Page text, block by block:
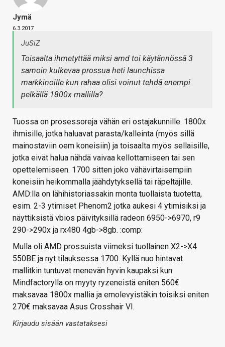
Jymä
6.3.2017
JuSiZ
Toisaalta ihmetyttää miksi amd toi käytännössä 3
samoin kulkevaa prossua heti launchissa
markkinoille kun rahaa olisi voinut tehdä enempi
pelkällä 1800x mallilla?
Tuossa on prosessoreja vähän eri ostajakunnille. 1800x
ihmisille, jotka haluavat parasta/kalleinta (myös sillä
mainostaviin oem koneisiin) ja toisaalta myös sellaisille,
jotka eivät halua nähdä vaivaa kellottamiseen tai sen
opettelemiseen. 1700 sitten joko vähävirtaisempiin
koneisiin heikommalla jäähdytyksellä tai räpeltäjille.
AMD:lla on lähihistoriassakin monta tuollaista tuotetta,
esim. 2-3 ytimiset Phenom2 jotka aukesi 4 ytimisiksi ja
näyttiksistä vbios päivityksillä radeon 6950->6970, r9
290->290x ja rx480 4gb->8gb. :comp:
Mulla oli AMD prossuista viimeksi tuollainen X2->X4
550BE ja nyt tilauksessa 1700. Kyllä nuo hintavat
mallitkin tuntuvat menevän hyvin kaupaksi kun
Mindfactorylla on myyty ryzeneistä eniten 560€
maksavaa 1800x mallia ja emolevyistäkin toisiksi eniten
270€ maksavaa Asus Crosshair VI.
Kirjaudu sisään vastataksesi